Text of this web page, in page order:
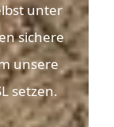
unter
sichere
unsere
setzen.